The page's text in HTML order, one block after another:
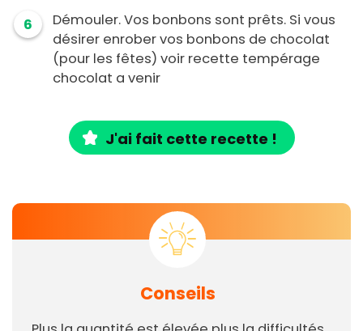
6
Démouler. Vos bonbons sont prêts. Si vous
désirer enrober vos bonbons de chocolat
(pour les fêtes) voir recette tempérage
chocolat a venir
J'ai fait cette recette !
Conseils